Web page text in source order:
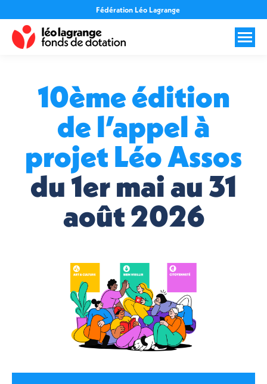
Fédération Léo Lagrange
10ème édition
de l’appel à
projet Léo Assos
du 1er mai au 31
août 2026